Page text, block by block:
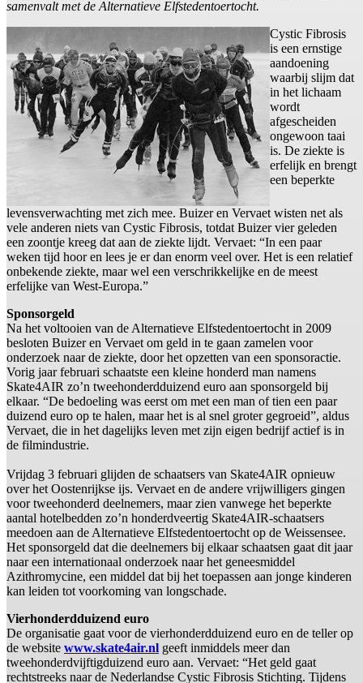
samenvalt met de Alternatieve Elfstedentoertocht.
Cystic Fibrosis
is een ernstige
aandoening
waarbij slijm dat
in het lichaam
wordt
afgescheiden
ongewoon taai
is. De ziekte is
erfelijk en brengt
een beperkte
levensverwachting met zich mee. Buizer en Vervaet wisten net als
vele anderen niets van Cystic Fibrosis, totdat Buizer vier geleden
een zoontje kreeg dat aan de ziekte lijdt. Vervaet: “In een paar
weken tijd hoor en lees je er dan enorm veel over. Het is een relatief
onbekende ziekte, maar wel een verschrikkelijke en de meest
erfelijke van West-Europa.”
Sponsorgeld
Na het voltooien van de Alternatieve Elfstedentoertocht in 2009
besloten Buizer en Vervaet om geld in te gaan zamelen voor
onderzoek naar de ziekte, door het opzetten van een sponsoractie.
Vorig jaar februari schaatste een kleine honderd man namens
Skate4AIR zo’n tweehonderdduizend euro aan sponsorgeld bij
elkaar. “De bedoeling was eerst om met een man of tien een paar
duizend euro op te halen, maar het is al snel groter gegroeid”, aldus
Vervaet, die in het dagelijks leven met zijn eigen bedrijf actief is in
de filmindustrie.
Vrijdag 3 februari glijden de schaatsers van Skate4AIR opnieuw
over het Oostenrijkse ijs. Vervaet en de andere vrijwilligers gingen
voor tweehonderd deelnemers, maar zien vanwege het beperkte
aantal hotelbedden zo’n honderdveertig Skate4AIR-schaatsers
meedoen aan de Alternatieve Elfstedentoertocht op de Weissensee.
Het sponsorgeld dat die deelnemers bij elkaar schaatsen gaat dit jaar
naar een internationaal onderzoek naar het geneesmiddel
Azithromycine, een middel dat bij het toepassen aan jonge kinderen
kan leiden tot voorkoming van longschade.
Vierhonderdduizend euro
De organisatie gaat voor de vierhonderdduizend euro en de teller op
de website www.skate4air.nl geeft inmiddels meer dan
tweehonderdvijftigduizend euro aan. Vervaet: “Het geld gaat
rechtstreeks naar de Nederlandse Cystic Fibrosis Stichting. Tijdens